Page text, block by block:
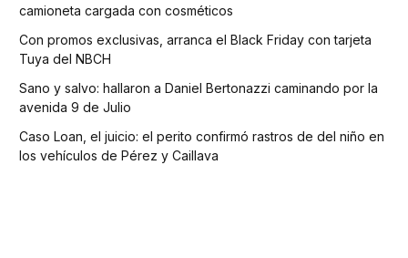
camioneta cargada con cosméticos
Con promos exclusivas, arranca el Black Friday con tarjeta
Tuya del NBCH
Sano y salvo: hallaron a Daniel Bertonazzi caminando por la
avenida 9 de Julio
Caso Loan, el juicio: el perito confirmó rastros de del niño en
los vehículos de Pérez y Caillava